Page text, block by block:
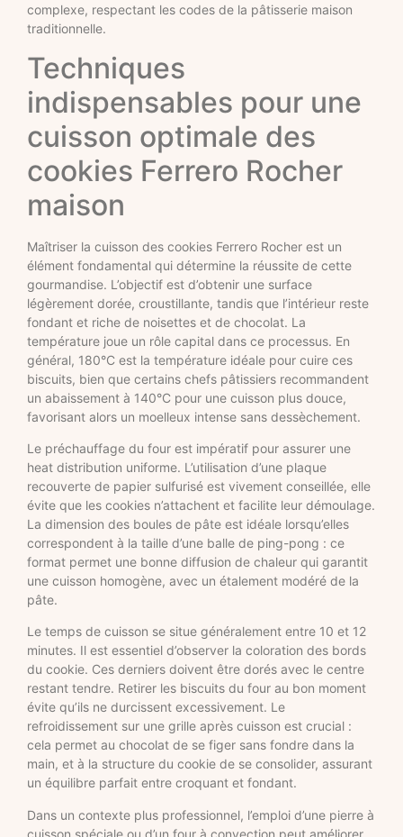
complexe, respectant les codes de la pâtisserie maison
traditionnelle.
Techniques
indispensables pour une
cuisson optimale des
cookies Ferrero Rocher
maison
Maîtriser la cuisson des cookies Ferrero Rocher est un
élément fondamental qui détermine la réussite de cette
gourmandise. L’objectif est d’obtenir une surface
légèrement dorée, croustillante, tandis que l’intérieur reste
fondant et riche de noisettes et de chocolat. La
température joue un rôle capital dans ce processus. En
général, 180°C est la température idéale pour cuire ces
biscuits, bien que certains chefs pâtissiers recommandent
un abaissement à 140°C pour une cuisson plus douce,
favorisant alors un moelleux intense sans dessèchement.
Le préchauffage du four est impératif pour assurer une
heat distribution uniforme. L’utilisation d’une plaque
recouverte de papier sulfurisé est vivement conseillée, elle
évite que les cookies n’attachent et facilite leur démoulage.
La dimension des boules de pâte est idéale lorsqu’elles
correspondent à la taille d’une balle de ping-pong : ce
format permet une bonne diffusion de chaleur qui garantit
une cuisson homogène, avec un étalement modéré de la
pâte.
Le temps de cuisson se situe généralement entre 10 et 12
minutes. Il est essentiel d’observer la coloration des bords
du cookie. Ces derniers doivent être dorés avec le centre
restant tendre. Retirer les biscuits du four au bon moment
évite qu’ils ne durcissent excessivement. Le
refroidissement sur une grille après cuisson est crucial :
cela permet au chocolat de se figer sans fondre dans la
main, et à la structure du cookie de se consolider, assurant
un équilibre parfait entre croquant et fondant.
Dans un contexte plus professionnel, l’emploi d’une pierre à
cuisson spéciale ou d’un four à convection peut améliorer